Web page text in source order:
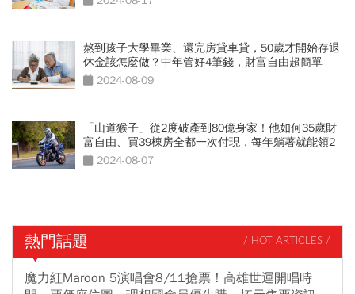
熬到孩子大學畢業、還完房貸車貸，50歲才開始存退
休金該怎麼做？中年管好4筆錢，財富自由超簡單
2024-08-09
「山道猴子」從2度破產到80億身家！他如何35歲財
富自由、買39棟房全都一次付現，每年躺著就能領2
億？2024-08-07
熱門話題 / HOT ARTICLES /
魔力紅Maroon 5演唱會8/11搶票！高雄世運開唱時